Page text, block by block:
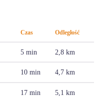
Czas Odległość
5 min 2,8 km
10 min 4,7 km
17 min 5,1 km